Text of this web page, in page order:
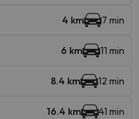
4 km 7 min
6 km 11 min
8.4 km 12 min
16.4 km 41 min